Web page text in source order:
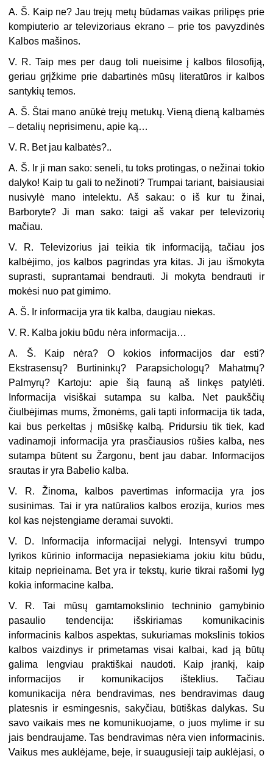
A. Š. Kaip ne? Jau trejų metų būdamas vaikas prilipęs prie
kompiuterio ar televizoriaus ekrano – prie tos pavyzdinės
Kalbos mašinos.
V. R. Taip mes per daug toli nueisime į kalbos filosofiją,
geriau grįžkime prie dabartinės mūsų literatūros ir kalbos
santykių temos.
A. Š. Štai mano anūkė trejų metukų. Vieną dieną kalbamės
– detalių neprisimenu, apie ką…
V. R. Bet jau kalbatės?..
A. Š. Ir ji man sako: seneli, tu toks protingas, o nežinai tokio
dalyko! Kaip tu gali to nežinoti? Trumpai tariant, baisiausiai
nusivylė mano intelektu. Aš sakau: o iš kur tu žinai,
Barboryte? Ji man sako: taigi aš vakar per televizorių
mačiau.
V. R. Televizorius jai teikia tik informaciją, tačiau jos
kalbėjimo, jos kalbos pagrindas yra kitas. Ji jau išmokyta
suprasti, suprantamai bendrauti. Ji mokyta bendrauti ir
mokėsi nuo pat gimimo.
A. Š. Ir informacija yra tik kalba, daugiau niekas.
V. R. Kalba jokiu būdu nėra informacija…
A. Š. Kaip nėra? O kokios informacijos dar esti?
Ekstrasensų? Burtininkų? Parapsichologų? Mahatmų?
Palmyrų? Kartoju: apie šią fauną aš linkęs patylėti.
Informacija visiškai sutampa su kalba. Net paukščių
čiulbėjimas mums, žmonėms, gali tapti informacija tik tada,
kai bus perkeltas į mūsiškę kalbą. Pridursiu tik tiek, kad
vadinamoji informacija yra prasčiausios rūšies kalba, nes
sutampa būtent su Žargonu, bent jau dabar. Informacijos
srautas ir yra Babelio kalba.
V. R. Žinoma, kalbos pavertimas informacija yra jos
susinimas. Tai ir yra natūralios kalbos erozija, kurios mes
kol kas neįstengiame deramai suvokti.
V. D. Informacija informacijai nelygi. Intensyvi trumpo
lyrikos kūrinio informacija nepasiekiama jokiu kitu būdu,
kitaip neprieinama. Bet yra ir tekstų, kurie tikrai rašomi lyg
kokia informacine kalba.
V. R. Tai mūsų gamtamokslinio techninio gamybinio
pasaulio tendencija: išskiriamas komunikacinis
informacinis kalbos aspektas, sukuriamas mokslinis tokios
kalbos vaizdinys ir primetamas visai kalbai, kad ją būtų
galima lengviau praktiškai naudoti. Kaip įrankį, kaip
informacijos ir komunikacijos išteklius. Tačiau
komunikacija nėra bendravimas, nes bendravimas daug
platesnis ir esmingesnis, sakyčiau, būtiškas dalykas. Su
savo vaikais mes ne komunikuojame, o juos mylime ir su
jais bendraujame. Tas bendravimas nėra vien informacinis.
Vaikus mes auklėjame, beje, ir suaugusieji taip auklėjasi, o